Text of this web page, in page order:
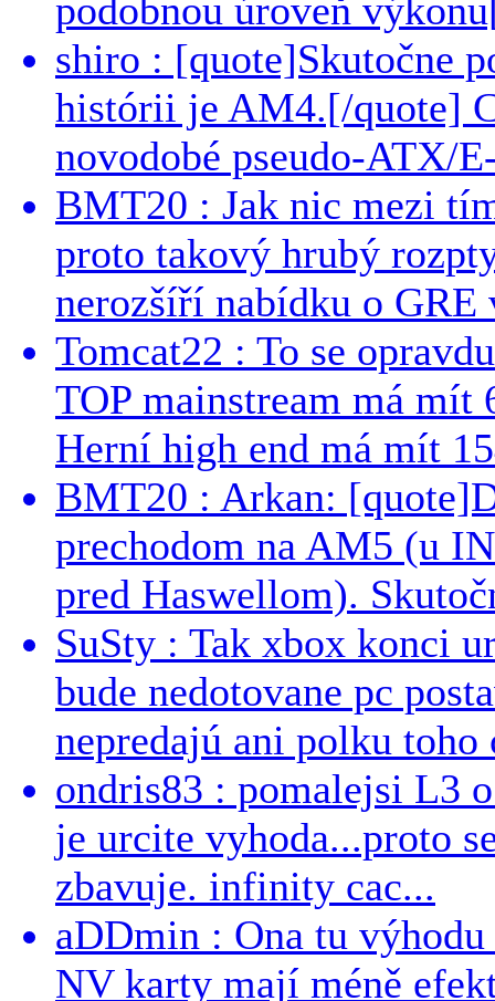
podobnou úroveň
shiro : [quote]Skutočne
histórii je AM4.[/quote]
novodobé pseudo-ATX/
BMT20 : Jak nic mezi
proto takový hrubý
nerozšíří nabídku o GRE
Tomcat22 : To se
TOP mainstream má
Herní high end má mít
BMT20 : Arkan:
prechodom na AM5 (u
pred Haswellom).
SuSty : Tak xbox konci
bude nedotovane pc
nepredajú ani polku toho
ondris83 : pomalejsi L3
je urcite vyhoda...proto
zbavuje. infinity cac...
aDDmin : Ona tu
NV karty mají méně